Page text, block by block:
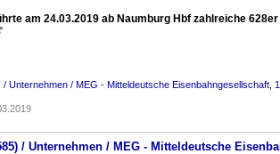
am 24.03.2019 ab Naumburg Hbf zahlreiche
Unternehmen / MEG - Mitteldeutsche Eisenbahngesellschaft
/ Unternehmen / MEG - Mitteldeutsche